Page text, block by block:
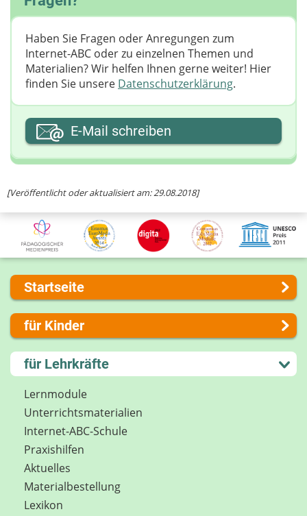
[Veröffentlicht oder aktualisiert am: 29.08.2018]
Haben Sie Fragen oder Anregungen zum
Internet-ABC oder zu einzelnen Themen und
Materialien? Wir helfen Ihnen gerne weiter! ​Hier
finden Sie unsere Datenschutzerklärung.
Ihre E-Mail-Adresse
E-Mail schreiben
Startseite
Über uns
Presse
Kontakt
Impressum
Internet-ABC Sitemap
Barrierefreiheit
Länderprojekte
für Kinder
Lernen und Schule
Hobby und Freizeit
Spiel und Spaß
Mitreden und Mitmachen
Lexikon
Datenschutz
Newsletter
für Lehrkräfte
Lernmodule
Unterrichts­materialien
Internet-ABC-Schule
Praxishilfen
Aktuelles
Materialbestellung
Lexikon